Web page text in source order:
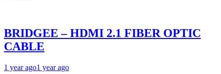
BRIDGEE – HDMI 2.1 FIBER OPTIC
CABLE
1 year ago1 year ago